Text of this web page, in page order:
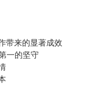
带来的显著成效
一的坚守